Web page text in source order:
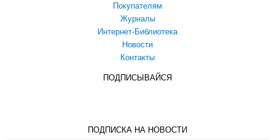
Покупателям
Журналы
Интернет-Библиотека
Новости
Контакты
ПОДПИСЫВАЙСЯ
ПОДПИСКА НА НОВОСТИ